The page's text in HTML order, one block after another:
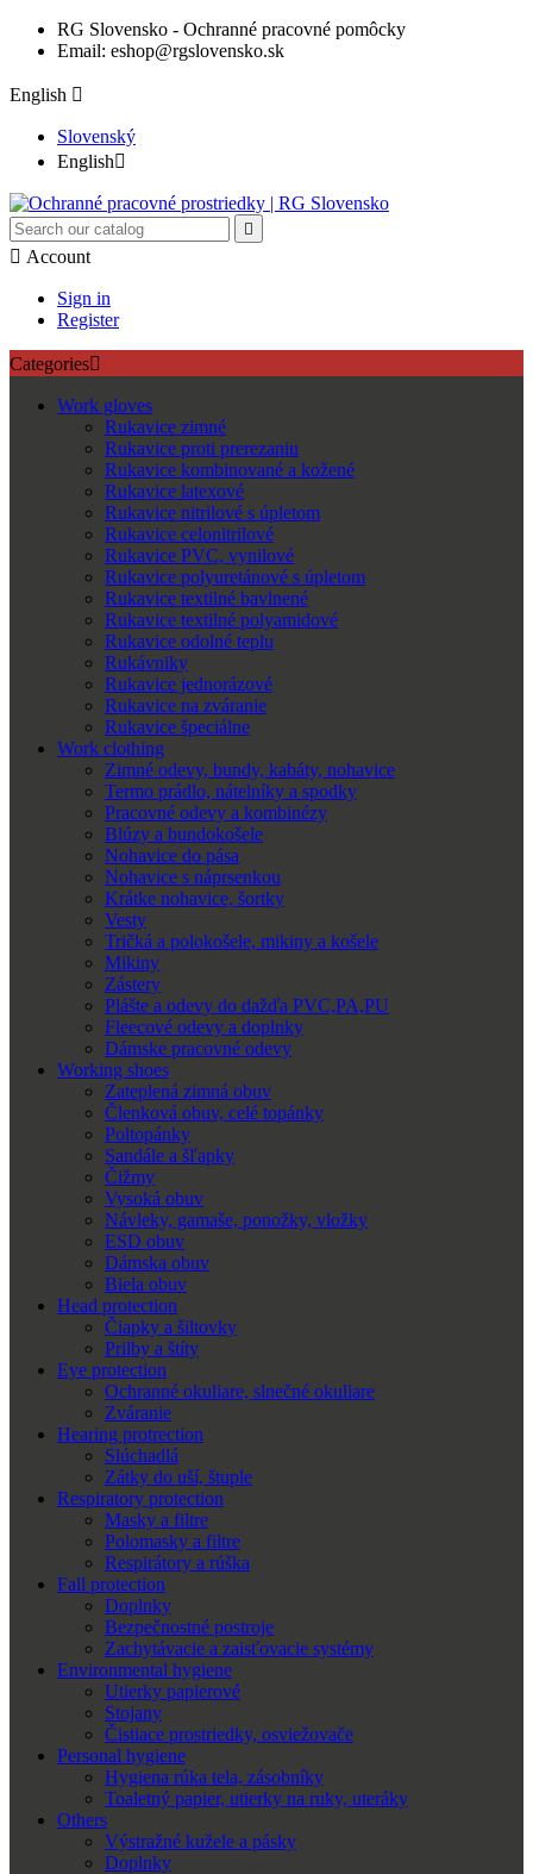
RG Slovensko - Ochranné pracovné pomôcky
Email: eshop@rgslovensko.sk
English 
Slovenský
English

 Account
Sign in
Register
Categories
Work gloves
Rukavice zimné
Rukavice proti prerezaniu
Rukavice kombinované a kožené
Rukavice latexové
Rukavice nitrilové s úpletom
Rukavice celonitrilové
Rukavice PVC, vynilové
Rukavice polyuretánové s úpletom
Rukavice textilné bavlnené
Rukavice textilné polyamidové
Rukavice odolné teplu
Rukávniky
Rukavice jednorázové
Rukavice na zváranie
Rukavice špeciálne
Work clothing
Zimné odevy, bundy, kabáty, nohavice
Termo prádlo, nátelníky a spodky
Pracovné odevy a kombinézy
Blúzy a bundokošele
Nohavice do pása
Nohavice s náprsenkou
Krátke nohavice, šortky
Vesty
Tričká a polokošele, mikiny a košele
Mikiny
Zástery
Plášte a odevy do dažďa PVC,PA,PU
Fleecové odevy a doplnky
Dámske pracovné odevy
Working shoes
Zateplená zimná obuv
Členková obuv, celé topánky
Poltopánky
Sandále a šľapky
Čižmy
Vysoká obuv
Návleky, gamaše, ponožky, vložky
ESD obuv
Dámska obuv
Biela obuv
Head protection
Čiapky a šiltovky
Prilby a štíty
Eye protection
Ochranné okuliare, slnečné okuliare
Zváranie
Hearing protrection
Slúchadlá
Zátky do uší, štuple
Respiratory protection
Masky a filtre
Polomasky a filtre
Respirátory a rúška
Fall protection
Doplnky
Bezpečnostné postroje
Zachytávacie a zaisťovacie systémy
Environmental hygiene
Utierky papierové
Stojany
Čistiace prostriedky, osviežovače
Personal hygiene
Hygiena rúka tela, zásobníky
Toaletný papier, utierky na ruky, uteráky
Others
Výstražné kužele a pásky
Doplnky